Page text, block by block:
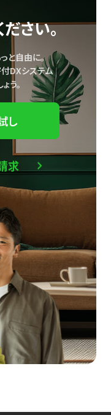
さい。
と自由に。
DXシステム
う。
し
求